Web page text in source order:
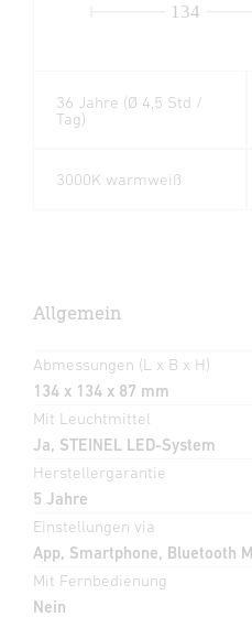
134
36 Jahre (Ø 4,5 Std /
Tag)
3000K warmweiß
Allgemein
Abmessungen (L x B x H)
134 x 134 x 87 mm
Mit Leuchtmittel
Ja, STEINEL LED-System
Herstellergarantie
5 Jahre
Einstellungen via
App, Smartphone, Bluetooth
Mit Fernbedienung
Nein